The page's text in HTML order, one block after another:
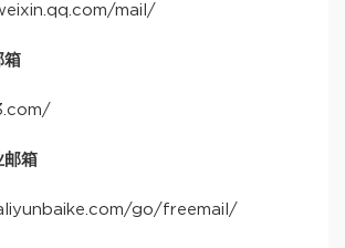
mail/
箱
邮箱
go/freemail/